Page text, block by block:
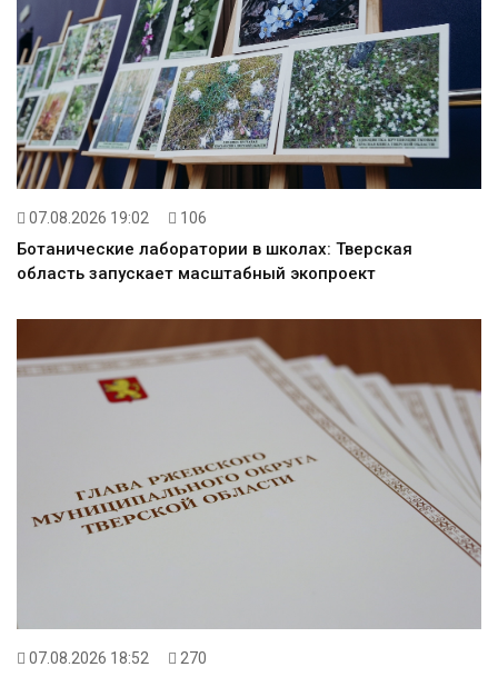
07.08.2026 19:02 106
Ботанические лаборатории в школах: Тверская
область запускает масштабный экопроект
07.08.2026 18:52 270